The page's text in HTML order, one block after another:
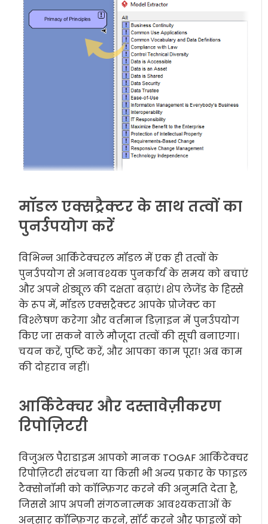
मॉडल एक्सट्रैक्टर के साथ तत्वों का
पुनर्उपयोग करें
विभिन्न आर्किटेक्चरल मॉडल में एक ही तत्वों के
पुनर्उपयोग से अनावश्यक पुनर्कार्य के समय को बचाएं
और अपने शेड्यूल की दक्षता बढ़ाएं। शेप लेजेंड के हिस्से
के रूप में, मॉडल एक्सट्रैक्टर आपके प्रोजेक्ट का
विश्लेषण करेगा और वर्तमान डिज़ाइन में पुनर्उपयोग
किए जा सकने वाले मौजूदा तत्वों की सूची बनाएगा।
चयन करें, पुष्टि करें, और आपका काम पूरा! अब काम
की दोहराव नहीं।
आर्किटेक्चर और दस्तावेज़ीकरण
रिपोज़िटरी
विजुअल पैराडाइम आपको मानक TOGAF आर्किटेक्चर
रिपोज़िटरी संरचना या किसी भी अन्य प्रकार के फाइल
टैक्सोनॉमी को कॉन्फ़िगर करने की अनुमति देता है,
जिससे आप अपनी संगठनात्मक आवश्यकताओं के
अनुसार कॉन्फ़िगर करने, सॉर्ट करने और फाइलों को